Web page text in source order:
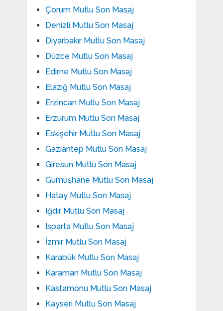
Çorum Mutlu Son Masaj
Denizli Mutlu Son Masaj
Diyarbakır Mutlu Son Masaj
Düzce Mutlu Son Masaj
Edirne Mutlu Son Masaj
Elazığ Mutlu Son Masaj
Erzincan Mutlu Son Masaj
Erzurum Mutlu Son Masaj
Eskişehir Mutlu Son Masaj
Gaziantep Mutlu Son Masaj
Giresun Mutlu Son Masaj
Gümüşhane Mutlu Son Masaj
Hatay Mutlu Son Masaj
Iğdır Mutlu Son Masaj
Isparta Mutlu Son Masaj
İzmir Mutlu Son Masaj
Karabük Mutlu Son Masaj
Karaman Mutlu Son Masaj
Kastamonu Mutlu Son Masaj
Kayseri Mutlu Son Masaj